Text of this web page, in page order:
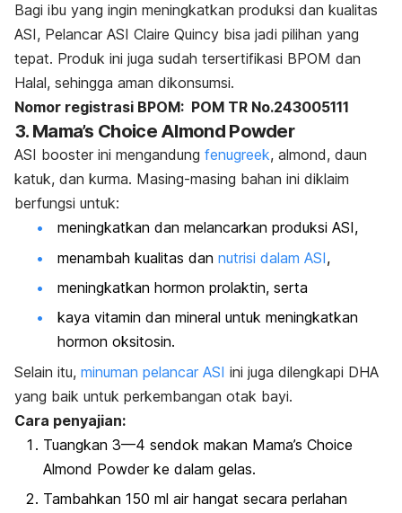
Bagi ibu yang ingin meningkatkan produksi dan kualitas
ASI, Pelancar ASI Claire Quincy bisa jadi pilihan yang
tepat. Produk ini juga sudah tersertifikasi BPOM dan
Halal, sehingga aman dikonsumsi.
Nomor registrasi BPOM: POM TR No.243005111
3. Mama’s Choice Almond Powder
ASI booster ini mengandung fenugreek, almond, daun
katuk, dan kurma. Masing-masing bahan ini diklaim
berfungsi untuk:
meningkatkan dan melancarkan produksi ASI,
menambah kualitas dan nutrisi dalam ASI,
meningkatkan hormon prolaktin, serta
kaya vitamin dan mineral untuk meningkatkan
hormon oksitosin.
Selain itu, minuman pelancar ASI ini juga dilengkapi DHA
yang baik untuk perkembangan otak bayi.
Cara penyajian:
Tuangkan 3—4 sendok makan Mama’s Choice
Almond Powder ke dalam gelas.
Tambahkan 150 ml air hangat secara perlahan